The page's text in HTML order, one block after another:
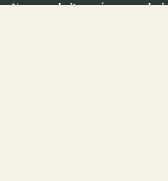
Vous souhaitez réserver